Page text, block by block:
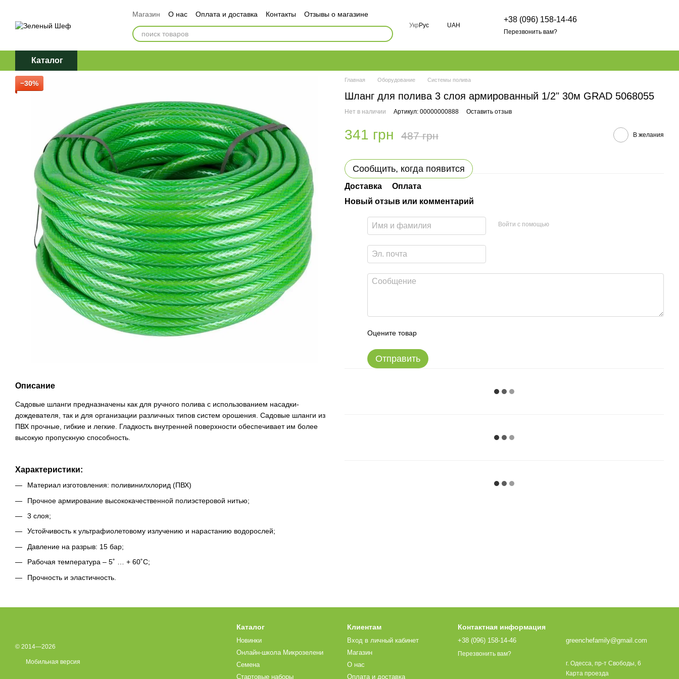
Магазин О нас Оплата и доставка Контакты
Отзывы о магазине
Обмен и возврат
Договор публичной оферты
Политика конфиденциальности
Укр Рус UAH
+38 (096) 158-14-46
Перезвонить вам?
Каталог
−30%
Описание
Садовые шланги предназначены как для ручного полива с использованием насадки-
дождевателя, так и для организации различных типов систем орошения. Садовые шланги из
ПВХ прочные, гибкие и легкие. Гладкость внутренней поверхности обеспечивает им более
высокую пропускную способность.
Характеристики:
Материал изготовления: поливинилхлорид (ПВХ)
Прочное армирование высококачественной полиэстеровой нитью;
3 слоя;
Устойчивость к ультрафиолетовому излучению и нарастанию водорослей;
Давление на разрыв: 15 бар;
Рабочая температура – 5˚ … + 60˚С;
Прочность и эластичность.
Главная Оборудование Системы полива
Шланг для полива 3 слоя армированный 1/2" 30м GRAD 5068055
Нет в наличии Артикул: 00000000888 Оставить отзыв
341 грн 487 грн В желания
Сообщить, когда появится
Доставка
Оплата
Новый отзыв или комментарий
Войти с помощью
Оцените товар
Отправить
© 2014—2026
Мобильная версия
Каталог
Новинки
Онлайн-школа Микрозелени
Семена
Стартовые наборы
Клиентам
Вход в личный кабинет
Магазин
О нас
Оплата и доставка
Контактная информация
+38 (096) 158-14-46
Перезвонить вам?
greenchefamily@gmail.com
г. Одесса, пр-т Свободы, 6
Карта проезда